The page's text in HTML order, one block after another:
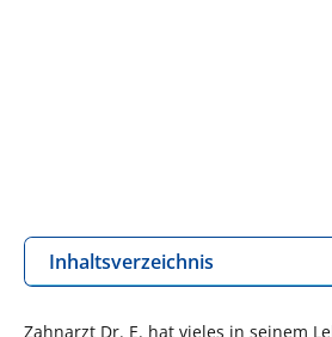
Inhaltsverzeichnis
Zahnarzt Dr. E. hat vieles in seinem